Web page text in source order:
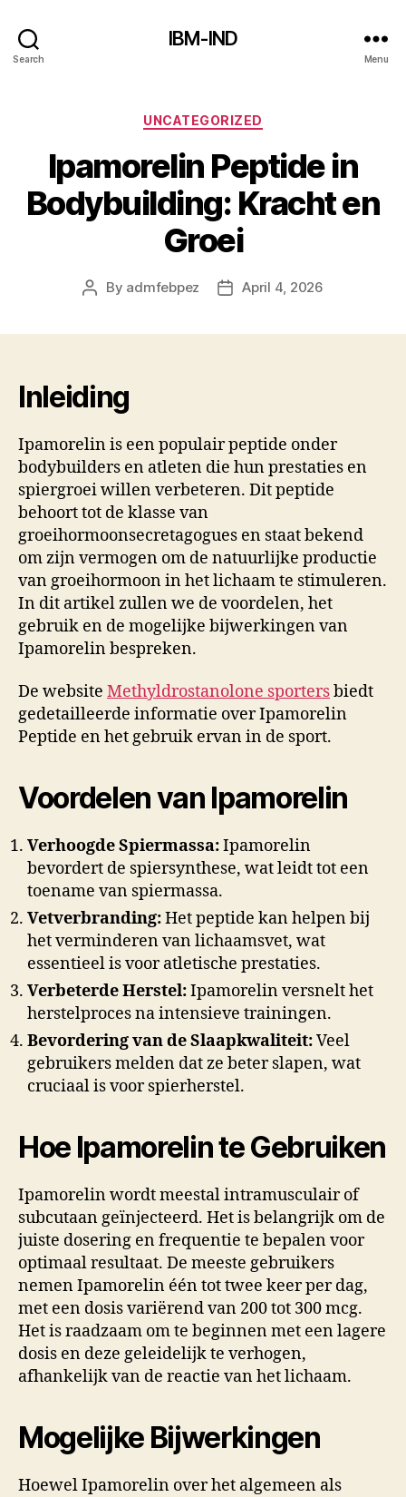
Search
IBM-IND
Menu
Categories
UNCATEGORIZED
Ipamorelin Peptide in
Bodybuilding: Kracht en
Groei
Post
By admfebpez
PostApril 4, 2026
Inleiding
Ipamorelin is een populair peptide onder
bodybuilders en atleten die hun prestaties en
spiergroei willen verbeteren. Dit peptide
behoort tot de klasse van
groeihormoonsecretagogues en staat bekend
om zijn vermogen om de natuurlijke productie
van groeihormoon in het lichaam te stimuleren.
In dit artikel zullen we de voordelen, het
gebruik en de mogelijke bijwerkingen van
Ipamorelin bespreken.
De website Methyldrostanolone sportersbiedt
gedetailleerde informatie over Ipamorelin
Peptide en het gebruik ervan in de sport.
Voordelen van Ipamorelin
Verhoogde Spiermassa:Ipamorelin
bevordert de spiersynthese, wat leidt tot een
toename van spiermassa.
Vetverbranding:Het peptide kan helpen bij
het verminderen van lichaamsvet, wat
essentieel is voor atletische prestaties.
Verbeterde Herstel:Ipamorelin versnelt het
herstelproces na intensieve trainingen.
Bevordering van de Slaapkwaliteit:Veel
gebruikers melden dat ze beter slapen, wat
cruciaal is voor spierherstel.
Hoe Ipamorelin te Gebruiken
Ipamorelin wordt meestal intramusculair of
subcutaan geïnjecteerd. Het is belangrijk om de
juiste dosering en frequentie te bepalen voor
optimaal resultaat. De meeste gebruikers
nemen Ipamorelin één tot twee keer per dag,
met een dosis variërend van 200 tot 300 mcg.
Het is raadzaam om te beginnen met een lagere
dosis en deze geleidelijk te verhogen,
afhankelijk van de reactie van het lichaam.
Mogelijke Bijwerkingen
Hoewel Ipamorelin over het algemeen als